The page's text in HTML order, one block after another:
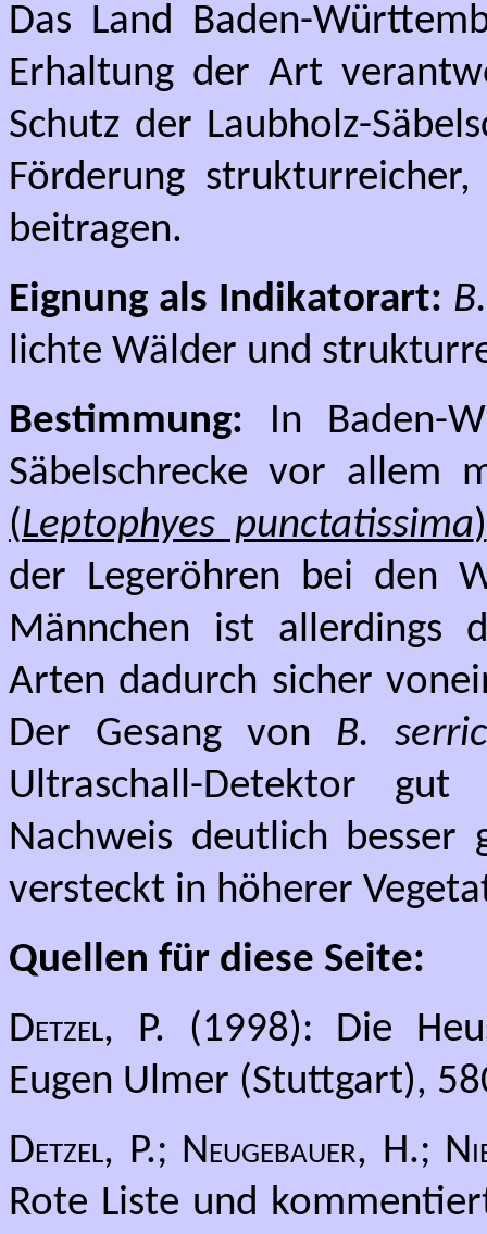
Das Land Baden-
Erhaltung der Art
Schutz der Laubholz-
Förderung
beitragen.
Eignung als Indikatorart:
lichte Wälder und
Bestimmung: In Baden-
Säbelschrecke vor allem
(Leptophyes punctatissima)
der Legeröhren bei den
Männchen ist allerdings
Arten dadurch sicher
Der Gesang von B.
Ultraschall-Detektor
Nachweis deutlich besser
versteckt in höherer
Quellen für diese Seite:
Detzel, P. (1998): Die
Eugen Ulmer (Stuttgart),
Detzel, P.; Neugebauer, H.;
Rote Liste und